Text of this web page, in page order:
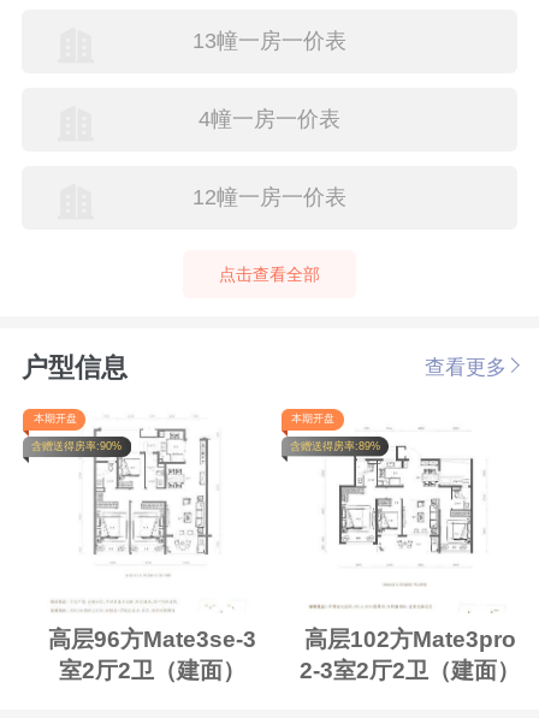
13幢一房一价表
4幢一房一价表
12幢一房一价表
点击查看全部
户型信息 查看更多
本期开盘
含赠送得房率:90%
高层96方Mate3se-3
室2厅2卫（建面）
本期开盘
含赠送得房率:89%
高层102方Mate3pro
2-3室2厅2卫（建面）